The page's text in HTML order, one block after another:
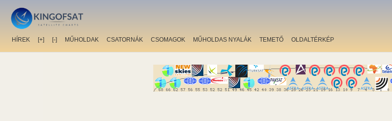
HÍREK [+] [-] MŰHOLDAK CSATORNÁK CSOMAGOK MŰHOLDAS NYALÁK TEMETŐ OLDALTÉRKÉP